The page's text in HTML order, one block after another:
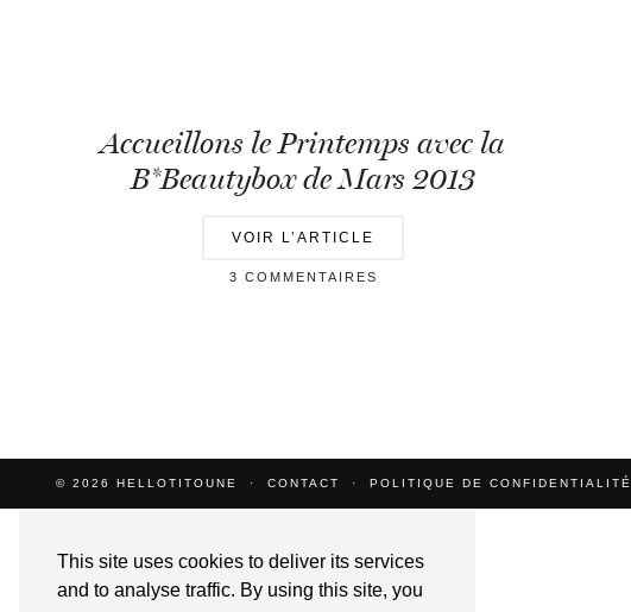
This site uses cookies to deliver its services
and to analyse traffic. By using this site, you
Accueillons le Printemps avec la
B*Beautybox de Mars 2013
VOIR L’ARTICLE
3 COMMENTAIRES
© 2026 HELLOTITOUNE CONTACT POLITIQUE DE CONFIDENTIALITÉ